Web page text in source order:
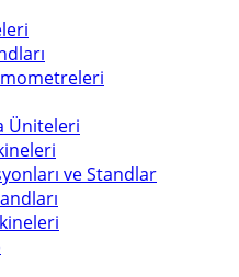
Üniteleri
ve Standlar